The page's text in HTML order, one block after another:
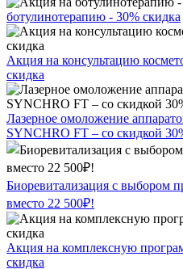
ботулинотерапию - 30% скидка
Акция на консультацию
скидка
Лазерное омоложение
SYNCHRO FT – со скидкой
Биоревитализация с выбором
вместо 22 500₽!
Акция на комплексную
скидка